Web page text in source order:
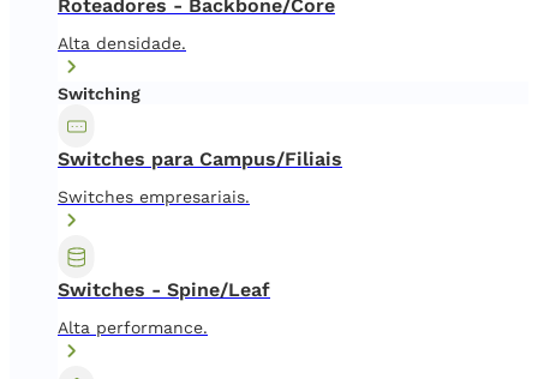
Roteadores - Backbone/Core
Alta densidade.
Switching
Switches para Campus/Filiais
Switches empresariais.
Switches - Spine/Leaf
Alta performance.